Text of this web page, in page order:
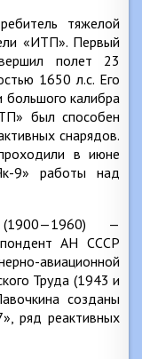
тяжелой
«ИТП». Первый
полет 23
1650 л.с. Его
большого калибра
был способен
снарядов.
в июне
9» работы над
—
АН СССР
авиационной
Труда (1943 и
созданы
ряд реактивных